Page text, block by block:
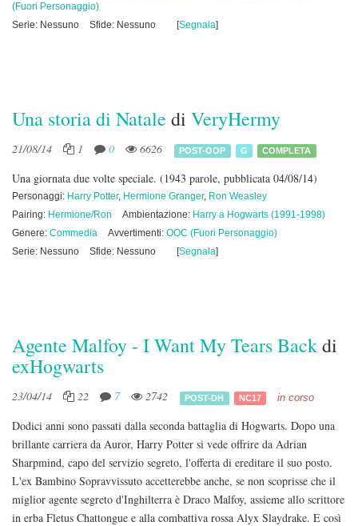
(Fuori Personaggio)
Serie: Nessuno
Sfide: Nessuno [Segnala]
Una storia di Natale di VeryHermy
21/08/14 1 0 6626 POST-OOP G COMPLETA
Una giornata due volte speciale. (1943 parole, pubblicata 04/08/14)
Personaggi: Harry Potter, Hermione Granger, Ron Weasley
Pairing: Hermione/Ron Ambientazione: Harry a Hogwarts (1991-1998)
Genere: Commedia Avvertimenti: OOC (Fuori Personaggio)
Serie: Nessuno
Sfide: Nessuno [Segnala]
Agente Malfoy - I Want My Tears Backdi
exHogwarts
23/04/14 22 7 2742 POST-DH NC17 in corso
Dodici anni sono passati dalla seconda battaglia di Hogwarts. Dopo una
brillante carriera da Auror, Harry Potter si vede offrire da Adrian
Sharpmind, capo del servizio segreto, l'offerta di ereditare il suo posto.
L'ex Bambino Sopravvissuto accetterebbe anche, se non scoprisse che il
miglior agente segreto d'Inghilterra è Draco Malfoy, assieme allo scrittore
in erba Fletus Chattongue e alla combattiva rossa Alyx Slaydrake. E così